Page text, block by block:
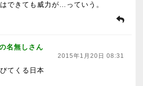
できても威力が…っていう。
名無しさん
2015年1月20日 08:31
てくる日本